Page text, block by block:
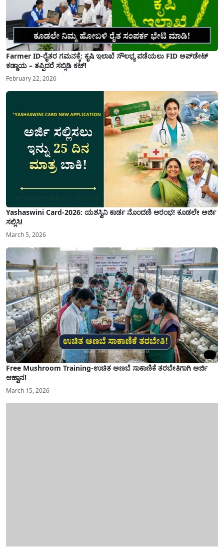
Farmer ID-ರೈತರ ಗಮನಕ್ಕೆ: ಕೃಷಿ ಇಲಾಖೆ ಸೌಲಭ್ಯ ಪಡೆಯಲು FID ಅಪ್‌ಡೇಟ್
ಕಡ್ಡಾಯ – ತಪ್ಪಿದರೆ ಸಬ್ಸಿಡಿ ಕಟ್!
February 22, 2026
Yashaswini Card-2026: ಯಶಸ್ವಿನಿ ಕಾರ್ಡ ನೊಂದಣಿ ಆರಂಭ! ಕೂಡಲೇ ಅರ್ಜಿ
ಸಲ್ಲಿಸಿ!
March 5, 2026
Free Mushroom Training-ಉಚಿತ ಅಣಬೆ ಸಾಕಾಣಿಕೆ ತರಬೇತಿಗಾಗಿ ಅರ್ಜಿ
ಆಹ್ವಾನ!
March 15, 2026